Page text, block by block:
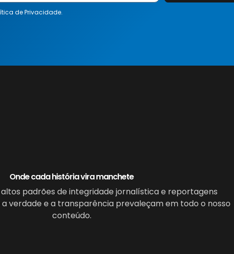
de Privacidade.
Onde cada história vira manchete
padrões de integridade jornalística e reportagens
verdade e a transparência prevaleçam em todo o nosso
conteúdo.